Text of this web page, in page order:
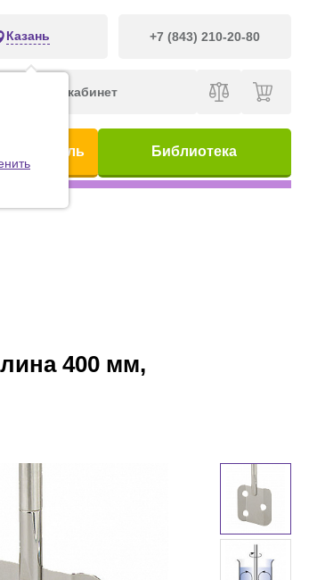
Казань +7 (843) 210-20-80
Личный кабинет
указатель Библиотека
400 мм,